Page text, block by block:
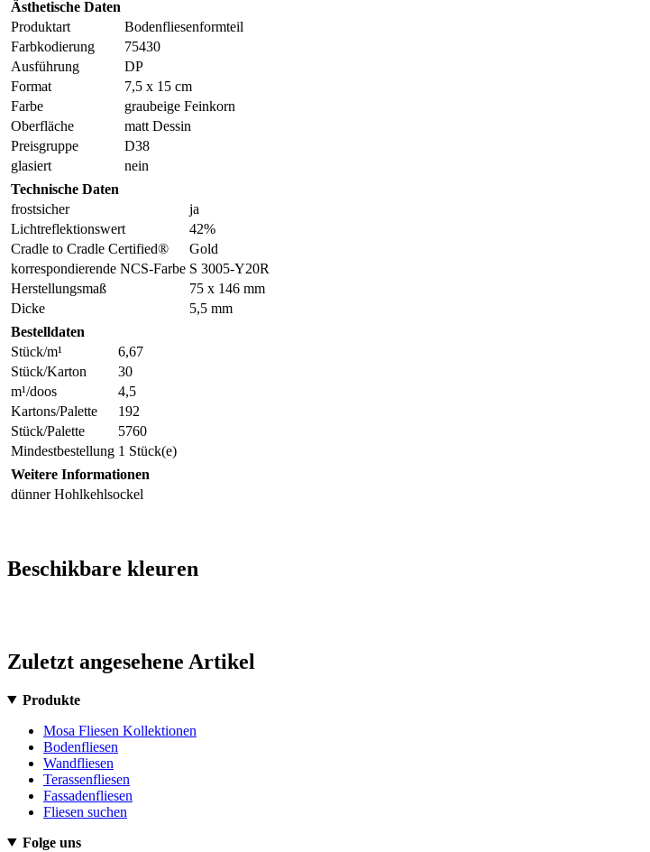
Ästhetische Daten
Produktart
Bodenfliesenformteil
Farbkodierung
75430
Ausführung
DP
Format
7,5 x 15 cm
Farbe
graubeige Feinkorn
Oberfläche
matt Dessin
Preisgruppe
D38
glasiert
nein
Technische Daten
frostsicher
ja
Lichtreflektionswert
42%
Cradle to Cradle Certified®
Gold
korrespondierende NCS-Farbe S 3005-Y20R
Herstellungsmaß
75 x 146 mm
Dicke
5,5 mm
Bestelldaten
Stück/m¹
6,67
Stück/Karton
30
m¹/doos
4,5
Kartons/Palette
192
Stück/Palette
5760
Mindestbestellung 1 Stück(e)
Weitere Informationen
dünner Hohlkehlsockel
Beschikbare kleuren
Zuletzt angesehene Artikel
Produkte
Mosa Fliesen Kollektionen
Bodenfliesen
Wandfliesen
Terassenfliesen
Fassadenfliesen
Fliesen suchen
Folge uns